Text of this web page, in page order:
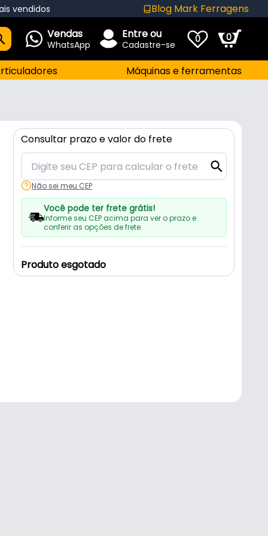
vendidos Blog Mark Ferragens
Vendas
WhatsApp
Entre ou
Cadastre-se 0 0
Máquinas e ferramentas
Consultar prazo e valor do frete
Não sei meu CEP
Você pode ter frete grátis!
Informe seu CEP acima para ver o prazo e
conferir as opções de frete.
Produto esgotado